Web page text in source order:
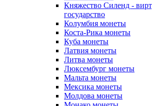
Княжество Силенд -
государство
Колумбия монеты
Коста-Рика монеты
Куба монеты
Латвия монеты
Литва монеты
Люксембург монеты
Мальта монеты
Мексика монеты
Молдова монеты